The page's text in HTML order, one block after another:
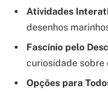
Atividades
desenhos
Fascínio pelo
curiosidade sobre
Opções para